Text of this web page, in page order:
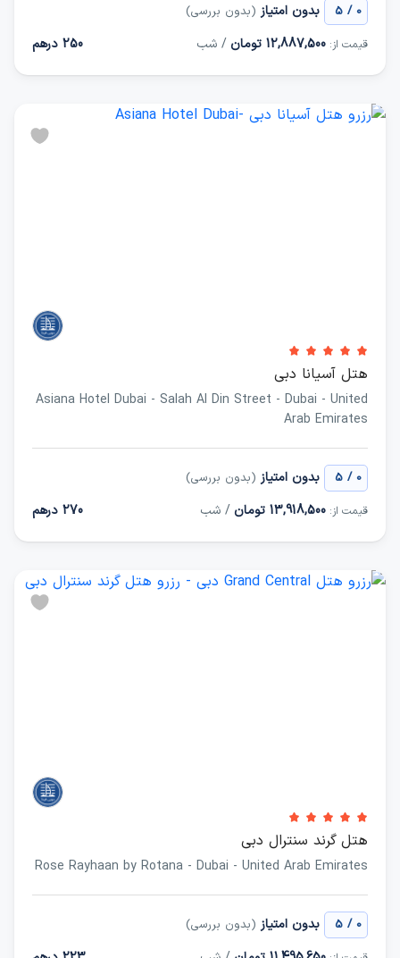
0
/ بدون امتیاز (بدون بررسی)
قیمت از: 12,887,500 تومان 250 درهم / شب
هتل آسیانا دبی
Asiana Hotel Dubai - Salah Al Din Street - Dubai - United
Arab Emirates
0
/ بدون امتیاز (بدون بررسی)
قیمت از: 13,918,500 تومان 270 درهم / شب
هتل گرند سنترال دبی
Rose Rayhaan by Rotana - Dubai - United Arab Emirates
0
/ بدون امتیاز (بدون بررسی)